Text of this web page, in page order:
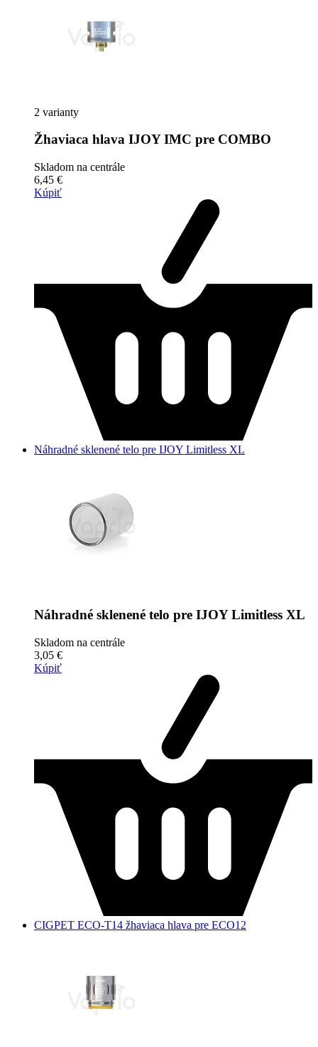
2 varianty
Žhaviaca hlava IJOY IMC pre COMBO
Skladom na centrále
6,45 €
Kúpiť
Náhradné sklenené telo pre IJOY Limitless XL
Náhradné sklenené telo pre IJOY Limitless XL
Skladom na centrále
3,05 €
Kúpiť
CIGPET ECO-T14 žhaviaca hlava pre ECO12